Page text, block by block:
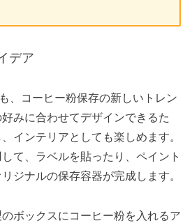
デア
、コーヒー粉保存の新しいトレン
みに合わせてデザインできるた
インテリアとしても楽しめます。
て、ラベルを貼ったり、ペイント
ジナルの保存容器が完成します。
ボックスにコーヒー粉を入れるア